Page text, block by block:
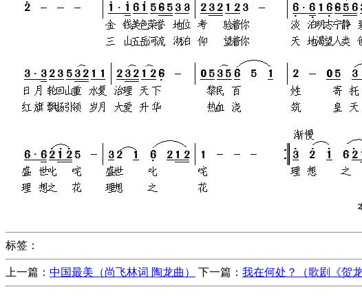
标签：
上一篇： 中国最美（尚飞林词 陶龙曲） 下一篇： 我在何处？（歌剧《贺